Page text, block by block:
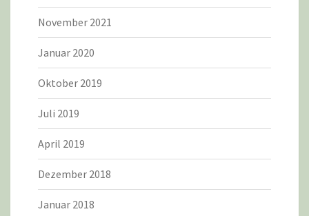
November 2021
Januar 2020
Oktober 2019
Juli 2019
April 2019
Dezember 2018
Januar 2018